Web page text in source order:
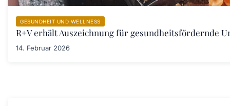
GESUNDHEIT UND WELLNESS
R+V erhält Auszeichnung für gesundheitsfördernde
14. Februar 2026